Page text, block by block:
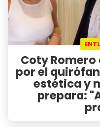
Coty
por el
estética y
prepara: